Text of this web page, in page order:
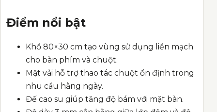
Điểm nổi bật
Khổ 80×30 cm tạo vùng sử dụng liền mạch
cho bàn phím và chuột.
Mặt vải hỗ trợ thao tác chuột ổn định trong
nhu cầu hằng ngày.
Đế cao su giúp tăng độ bám với mặt bàn.